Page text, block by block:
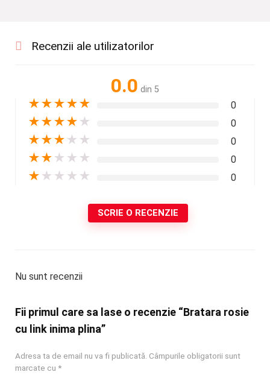
Recenzii ale utilizatorilor
0.0 din 5
★★★★★ 0
★★★★ ★ 0
★★★ ★ ★ 0
★★ ★ ★ ★ 0
★ ★ ★ ★ ★ 0
SCRIE O RECENZIE
Nu sunt recenzii
Fii primul care sa lase o recenzie “Bratara rosie
cu link inima plina”
Adresa ta de email nu va fi publicată. Câmpurile obligatorii sunt
marcate cu *